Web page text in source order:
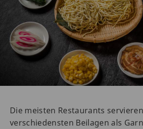
Die meisten Restaurants
verschiedensten Beilagen als